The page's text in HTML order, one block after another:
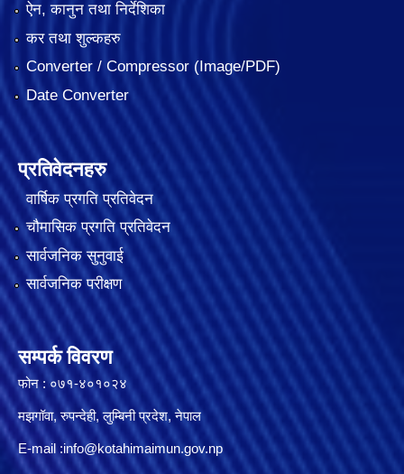
ऐन, कानुन तथा निर्देशिका
कर तथा शुल्कहरु
Converter / Compressor (Image/PDF)
Date Converter
प्रतिवेदनहरु
वार्षिक प्रगति प्रतिवेदन
चौमासिक प्रगति प्रतिवेदन
सार्वजनिक सुनुवाई
सार्वजनिक परीक्षण
सम्पर्क विवरण
फोन : ०७१-४०१०२४
मझगॉवा, रुपन्देही, लुम्बिनी प्रदेश, नेपाल
E-mail :info@kotahimaimun.gov.np